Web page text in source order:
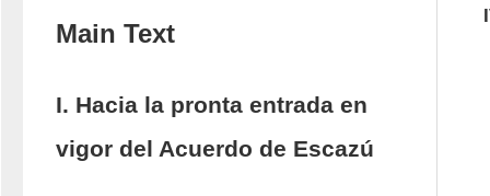
Main Text
I. Hacia la pronta entrada en
vigor del Acuerdo de Escazú